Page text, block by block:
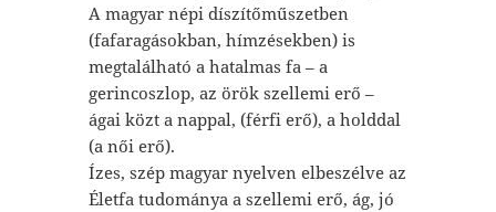
A magyar népi díszítőműszetben
(fafaragásokban, hímzésekben) is
megtalálható a hatalmas fa – a
gerincoszlop, az örök szellemi erő –
ágai közt a nappal, (férfi erő), a holddal
(a női erő).
Ízes, szép magyar nyelven elbeszélve az
Életfa tudománya a szellemi erő, ág, jó